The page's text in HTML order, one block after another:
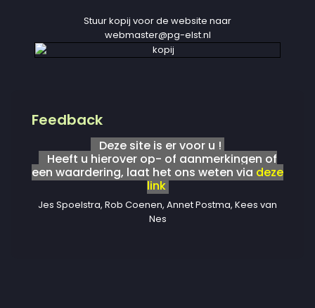
Stuur kopij voor de website naar
webmaster@pg-elst.nl
Feedback
Deze site is er voor u !
Heeft u hierover op- of aanmerkingen of
een waardering, laat het ons weten via deze
link
Jes Spoelstra, Rob Coenen, Annet Postma, Kees van
Nes